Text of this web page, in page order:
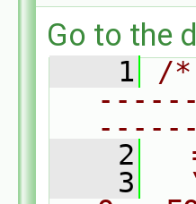
Go to the
    1
/
    2
    3